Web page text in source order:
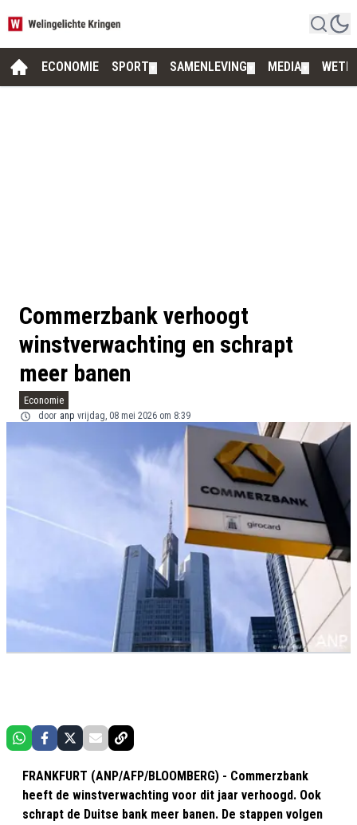
ECONOMIE SPORT SAMENLEVING MEDIA
Commerzbank verhoogt
winstverwachting en schrapt
meer banen
Economie
door anp vrijdag, 08 mei 2026 om 8:39
FRANKFURT (ANP/AFP/BLOOMBERG) - Commerzbank
heeft de winstverwachting voor dit jaar verhoogd. Ook
schrapt de Duitse bank meer banen. De stappen volgen